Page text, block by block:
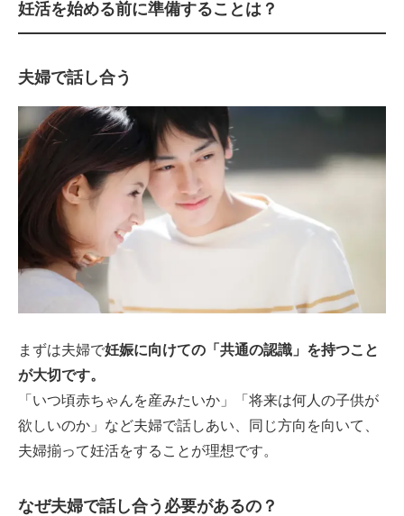
妊活を始める前に準備することは？
夫婦で話し合う
まずは夫婦で妊娠に向けての「共通の認識」を持つこと
が大切です。
「いつ頃赤ちゃんを産みたいか」「将来は何人の子供が
欲しいのか」など夫婦で話しあい、同じ方向を向いて、
夫婦揃って妊活をすることが理想です。
なぜ夫婦で話し合う必要があるの？